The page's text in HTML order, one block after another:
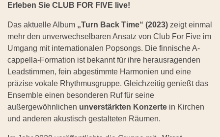
Erleben Sie CLUB FOR FIVE live!
Das aktuelle Album „Turn Back Time“ (2023) zeigt einmal
mehr den unverwechselbaren Ansatz von Club For Five im
Umgang mit internationalen Popsongs. Die finnische A-
cappella-Formation ist bekannt für ihre herausragenden
Leadstimmen, fein abgestimmte Harmonien und eine
präzise vokale Rhythmusgruppe. Gleichzeitig genießt das
Ensemble einen besonderen Ruf für seine
außergewöhnlichen unverstärkten Konzerte in Kirchen
und anderen akustisch gestalteten Räumen.